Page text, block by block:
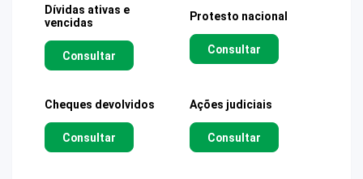
Dívidas ativas e
vencidas
Consultar
Protesto nacional
Consultar
Cheques devolvidos
Consultar
Ações judiciais
Consultar